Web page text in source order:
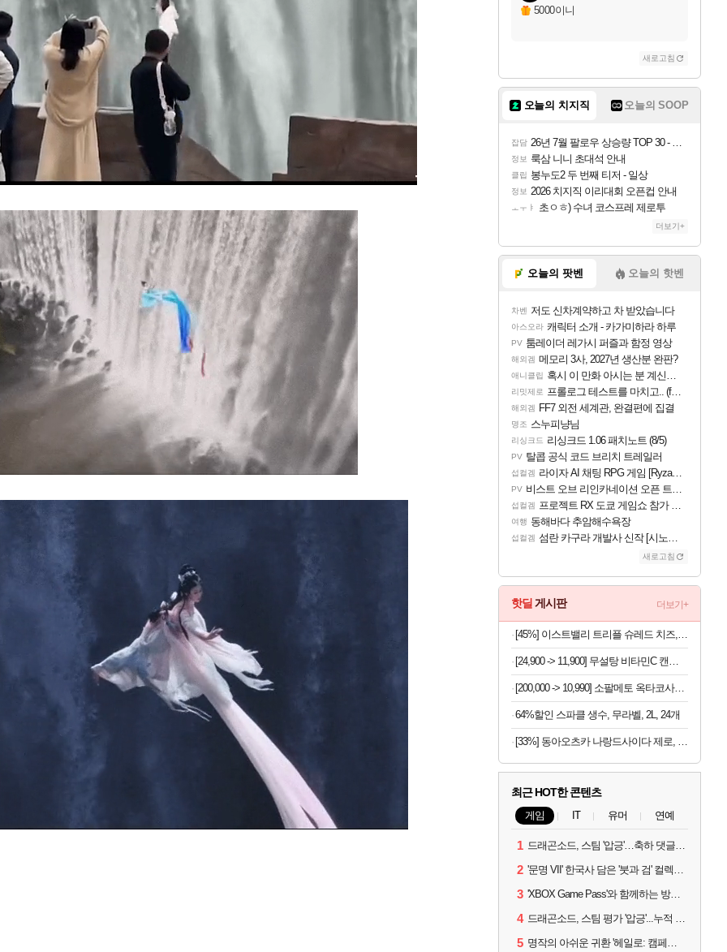
5000이니
새로고침
오늘의 치지직 오늘의 SOOP
잡담 26년 7월 팔로우 상승량 TOP 30 - 월간 치지직
정보 룩삼 니니 초대석 안내
클립 봉누도2 두 번째 티저 - 일상
정보 2026 치지직 이리대회 오픈컵 안내
ㅗㅜㅑ 초ㅇㅎ) 수녀 코스프레 제로투
더보기+
오늘의 팟벤 오늘의 핫벤
차벤 저도 신차계약하고 차 받았습니다
아스오라 캐릭터 소개 - 카가미하라 하루
PV 툼레이더 레가시 퍼즐과 함정 영상
해외겜 메모리 3사, 2027년 생산분 완판?
애니클립 혹시 이 만화 아시는 분 계신가요
리밋제로 프롤로그 테스트를 마치고.. (feat. 리아)
해외겜 FF7 외전 세계관, 완결편에 집결
명조 스누피냥님
리싱크드 리싱크드 1.06 패치노트 (8/5)
PV 탈콥 공식 코드 브리치 트레일러
섭컬겜 라이자 AI 채팅 RPG 게임 [RyzaChat: AI] 공개
PV 비스트 오브 리인카네이션 오픈 트레일러
섭컬겜 프로젝트 RX 도쿄 게임쇼 참가 결정
여행 동해바다 추암해수욕장
섭컬겜 섬란 카구라 개발사 신작 [시노비 넥서스] 연내 출시 예정
새로고침
핫딜 게시판 더보기+
[45%] 이스트밸리 트리플 슈레드 치즈, 1kg, 1개
[24,900 -> 11,900] 무설탕 비타민C 캔디 12가지맛 1kg
[200,000 -> 10,990] 소팔메토 옥타코사놀 포맨 x 2박스
64%할인 스파클 생수, 무라벨, 2L, 24개
[33%] 동아오츠카 나랑드사이다 제로, 오리지널, 345ml, 24개
최근 HOT한 콘텐츠
게임 IT 유머 연예
1 드래곤소드, 스팀 '압긍'…축하 댓글 달고 게임 코드 받자!
2 '문명 VII' 한국사 담은 '붓과 검' 컬렉션 파트 2 출시
3 'XBOX Game Pass'와 함께하는 방구석 피서 게임 4종!
4 드래곤소드, 스팀 평가 '압긍'...누적 판매량 20만장 돌파
5 명작의 아쉬운 귀환 '헤일로: 캠페인 이볼브드'